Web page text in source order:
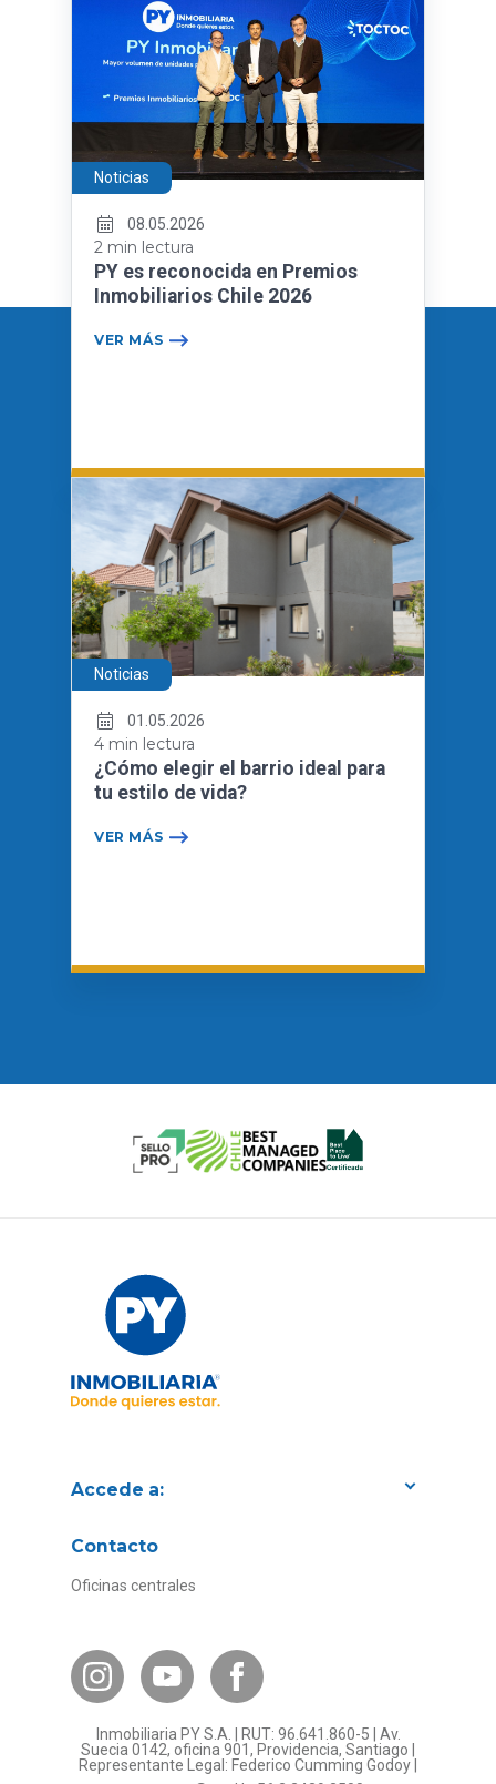
Noticias
08.05.2026
2 min lectura
PY es reconocida en Premios
Inmobiliarios Chile 2026
VER MÁS
Noticias
01.05.2026
4 min lectura
¿Cómo elegir el barrio ideal para
tu estilo de vida?
VER MÁS
Accede a:
Canal de Transparencia
Bases Legales
¿Por qué invertir en PY?
Preguntas frecuentes
Formulario Referidos PY
Contacto
Oficinas centrales
Inmobiliaria PY S.A. | RUT: 96.641.860-5 | Av.
Suecia 0142, oficina 901, Providencia, Santiago |
Representante Legal: Federico Cumming Godoy |